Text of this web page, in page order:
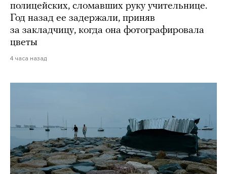
полицейских, сломавших руку учительнице.
Год назад ее задержали, приняв
за закладчицу, когда она фотографировала
цветы
4 часа назад